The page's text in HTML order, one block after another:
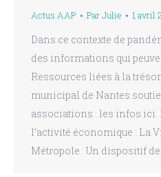
Actus AAP ParJulie 1 avril
Dans ce contexte de
des informations qui
Ressources liées à la
municipal de Nantes
associations : les infos ici.
l’activité économique : La
Métropole : Un dispositif